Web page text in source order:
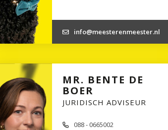
info@meesterenmeester.nl
MR. BENTE DE
BOER
JURIDISCH ADVISEUR
088 - 0665002